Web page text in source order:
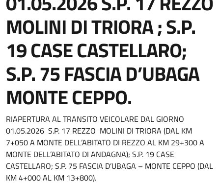
MOLINI DI TRIORA ; S.P.
19 CASE CASTELLARO;
S.P. 75 FASCIA D’UBAGA
MONTE CEPPO.
RIAPERTURA AL TRANSITO VEICOLARE DAL GIORNO
01.05.2026 S.P. 17 REZZO MOLINI DI TRIORA (DAL KM
7+050 A MONTE DELL’ABITATO DI REZZO AL KM 29+300 A
MONTE DELL’ABITATO DI ANDAGNA); S.P. 19 CASE
CASTELLARO; S.P. 75 FASCIA D’UBAGA – MONTE CEPPO (DAL
KM 4+000 AL KM 13+800).